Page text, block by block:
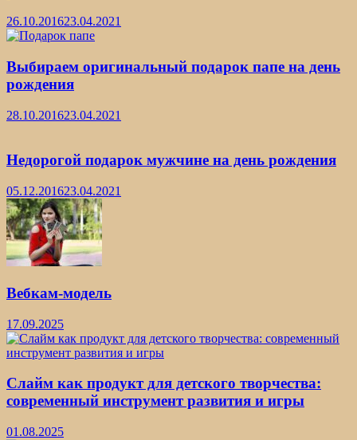
26.10.201623.04.2021
Выбираем оригинальный подарок папе на день
рождения
28.10.201623.04.2021
Недорогой подарок мужчине на день рождения
05.12.201623.04.2021
Вебкам-модель
17.09.2025
Слайм как продукт для детского творчества:
современный инструмент развития и игры
01.08.2025